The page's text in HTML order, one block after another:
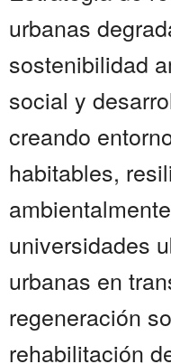
urbanas
sostenibilidad
social y
creando
habitables,
universidades
urbanas en
regeneración
rehabilitación